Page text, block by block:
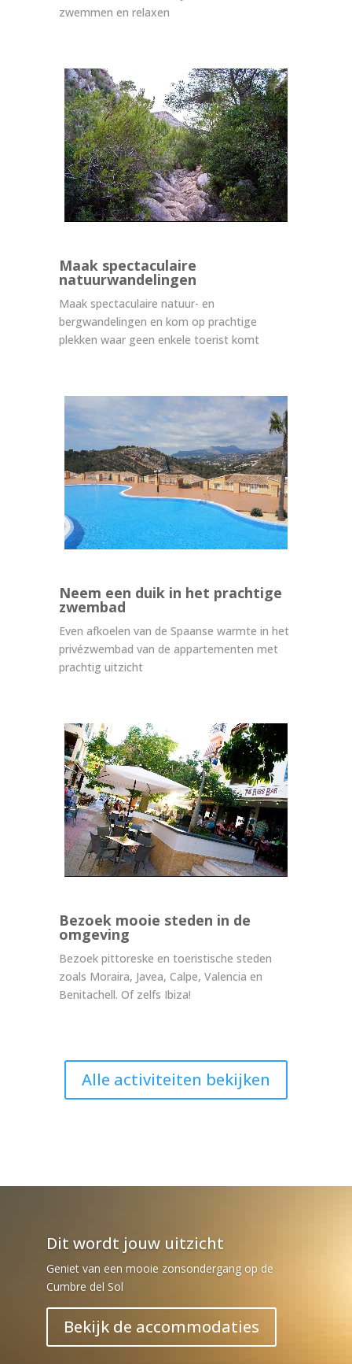
zwemmen en relaxen
Maak spectaculaire
natuurwandelingen
Maak spectaculaire natuur- en
bergwandelingen en kom op prachtige
plekken waar geen enkele toerist komt
Neem een duik in het prachtige
zwembad
Even afkoelen van de Spaanse warmte in het
privézwembad van de appartementen met
prachtig uitzicht
Bezoek mooie steden in de
omgeving
Bezoek pittoreske en toeristische steden
zoals Moraira, Javea, Calpe, Valencia en
Benitachell. Of zelfs Ibiza!
Alle activiteiten bekijken
Dit wordt jouw uitzicht
Geniet van een mooie zonsondergang op de
Cumbre del Sol
Bekijk de accommodaties